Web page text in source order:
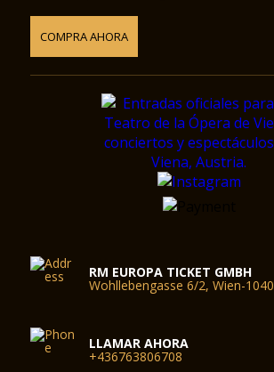
COMPRA AHORA
RM EUROPA TICKET GMBH
Wohllebengasse 6/2, Wien-1040
LLAMAR AHORA
+436763806708